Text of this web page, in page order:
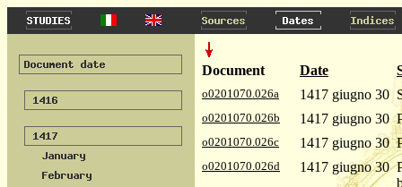
Document Date
o0201070.026a 1417 giugno 30
o0201070.026b 1417 giugno 30
o0201070.026c 1417 giugno 30
o0201070.026d 1417 giugno 30